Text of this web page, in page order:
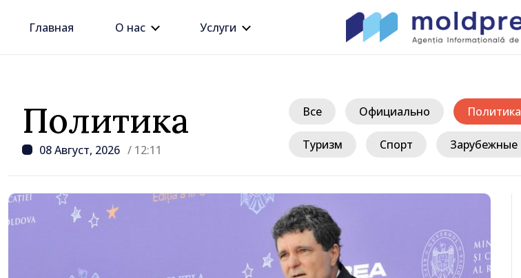
Главная О нас Услуги
Политика
08 Август, 2026 / 12:11
Все Официально Политика
Туризм Спорт Зарубежные
/ 18 часов назад
Премьер-министр Василе Тофан